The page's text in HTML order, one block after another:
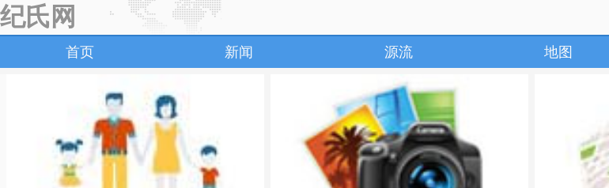
纪氏网
首页 新闻 源流 地图